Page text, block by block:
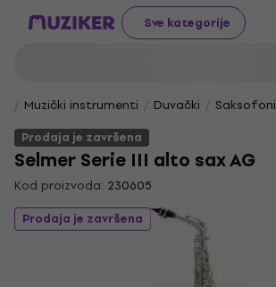
Sve kategorije
Muzički instrumenti Duvački Saksofoni
Prodaja je završena
Selmer Serie III alto sax AG
Kod proizvoda: 230605
Prodaja je završena